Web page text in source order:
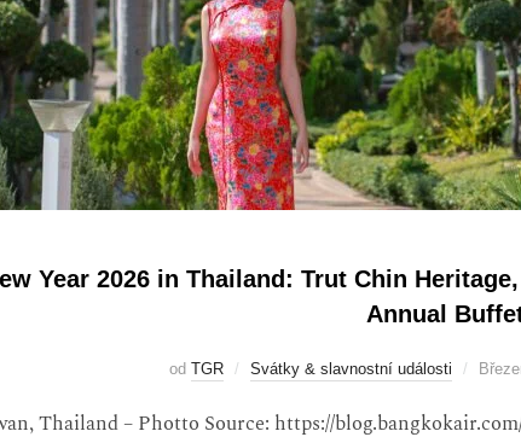
Year 2026 in Thailand: Trut Chin
Annual
od TGR Svátky & slavnostní události
Thailand – Photto Source: https://